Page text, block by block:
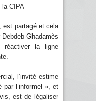
CIPA
est partagé et cela
Ghadamès
réactiver la ligne
l’invité estime
par l’informel », et
est de légaliser